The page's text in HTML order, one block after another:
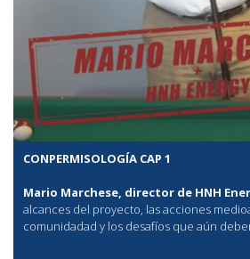
CONPERMISOLOGÍA CAP 1
Mario Marchese, director de HNH
alcances del proyecto, las acciones
comunidadad y los desafíos que aún